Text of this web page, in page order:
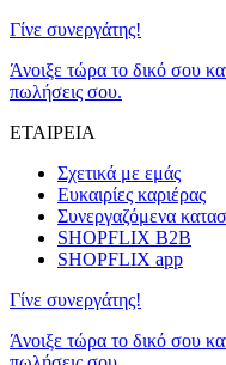
Γίνε συνεργάτης!
Άνοιξε τώρα το δικό σου
πωλήσεις σου.
ΕΤΑΙΡΕΙΑ
Σχετικά με εμάς
Ευκαιρίες καριέρας
Συνεργαζόμενα
SHOPFLIX B2B
SHOPFLIX app
Γίνε συνεργάτης!
Άνοιξε τώρα το δικό σου